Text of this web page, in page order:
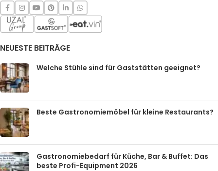
NEUESTE BEITRÄGE
Welche Stühle sind für Gaststätten geeignet?
Beste Gastronomiemöbel für kleine Restaurants?
Gastronomiebedarf für Küche, Bar & Buffet: Das
beste Profi-Equipment 2026